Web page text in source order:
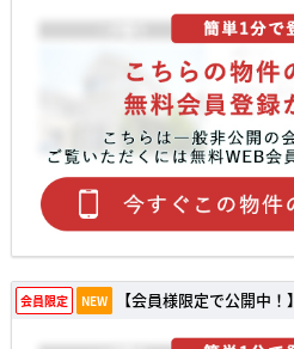
会員限定 NEW 【会員様限定で公開中！】